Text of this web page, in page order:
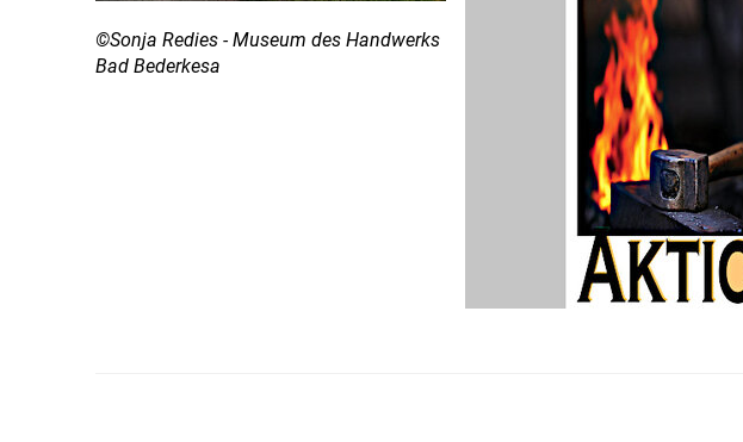
©Sonja Redies - Museum des Handwerks
Bad Bederkesa